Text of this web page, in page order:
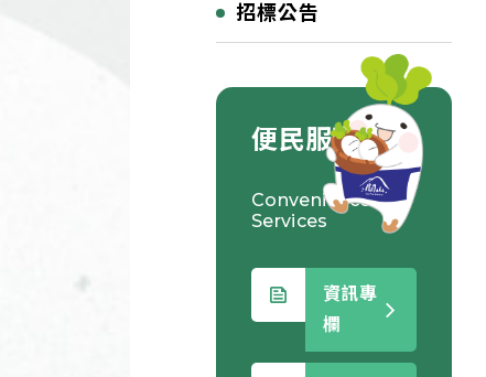
招標公告
便民服務
Convenience
Services
資訊專
欄